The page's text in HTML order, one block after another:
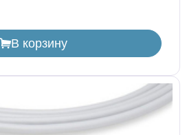
В корзину
к аппаратам Philips